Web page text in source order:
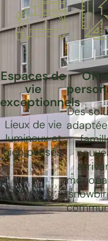
Espaces de
vie
exceptionnels
Lieux de vie
lumineux et
bien pensés.
Des